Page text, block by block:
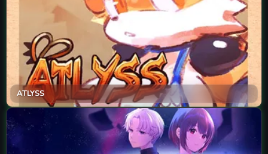
ATLYSS